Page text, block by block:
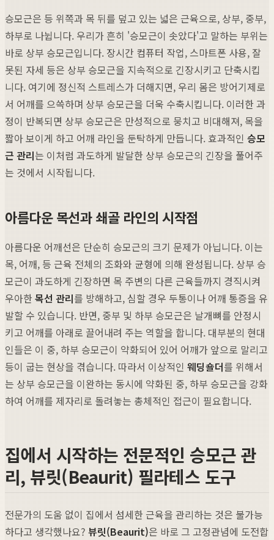
승모근은 등 위쪽과 목 뒤를 덮고 있는 넓은 근육으로, 상부, 중부,
하부로 나뉩니다. 우리가 흔히 '승모근이 솟았다'고 말하는 부위는
바로 상부 승모근입니다. 장시간 컴퓨터 작업, 스마트폰 사용, 잘
못된 자세 등은 상부 승모근을 지속적으로 긴장시키고 단축시킵
니다. 여기에 정신적 스트레스가 더해지면, 우리 몸은 방어기제로
서 어깨를 으쓱하며 상부 승모근을 더욱 수축시킵니다. 이러한 과
정이 반복되면 상부 승모근은 만성적으로 뭉치고 비대해져, 목을
짧아 보이게 하고 어깨 라인을 둔탁하게 만듭니다. 효과적인 승모
근 관리는 이처럼 과도하게 발달한 상부 승모근의 긴장을 풀어주
는 것에서 시작됩니다.
아름다운 목선과 쇄골 라인의 시작점
아름다운 어깨선은 단순히 승모근의 크기 문제가 아닙니다. 이는
목, 어깨, 등 근육 전체의 조화와 균형에 의해 완성됩니다. 상부 승
모근이 과도하게 긴장하면 목 주변의 다른 근육들까지 경직시켜
우아한 목선 관리를 방해하고, 심할 경우 두통이나 어깨 통증을 유
발할 수 있습니다. 반면, 중부 및 하부 승모근은 날개뼈를 안정시
키고 어깨를 아래로 끌어내려 주는 역할을 합니다. 대부분의 현대
인들은 이 중, 하부 승모근이 약화되어 있어 어깨가 앞으로 말리고
등이 굽는 현상을 겪습니다. 따라서 이상적인 웨딩숄더를 위해서
는 상부 승모근을 이완하는 동시에 약화된 중, 하부 승모근을 강화
하여 어깨를 제자리로 돌려놓는 총체적인 접근이 필요합니다.
집에서 시작하는 전문적인 승모근 관
리, 뷰릿(Beaurit) 필라테스 도구
전문가의 도움 없이 집에서 섬세한 근육을 관리하는 것은 불가능
하다고 생각했나요? 뷰릿(Beaurit)은 바로 그 고정관념에 도전합